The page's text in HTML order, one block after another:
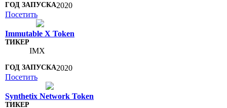
2020
Посетить
Immutable X Token
IMX
2020
Посетить
Synthetix Network Token